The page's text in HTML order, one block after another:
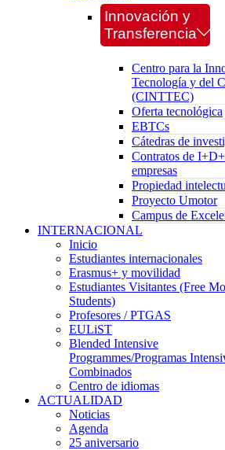
Innovación y
Transferencia
Centro para la
Tecnología y del
(CINTTEC)
Oferta tecnológica
EBTCs
Cátedras de
Contratos de
empresas
Propiedad
Proyecto Umotor
Campus de
INTERNACIONAL
Inicio
Estudiantes internacionales
Erasmus+ y movilidad
Estudiantes Visitantes (Free
Students)
Profesores / PTGAS
EULiST
Blended Intensive
Programmes/Programas
Combinados
Centro de idiomas
ACTUALIDAD
Noticias
Agenda
25 aniversario